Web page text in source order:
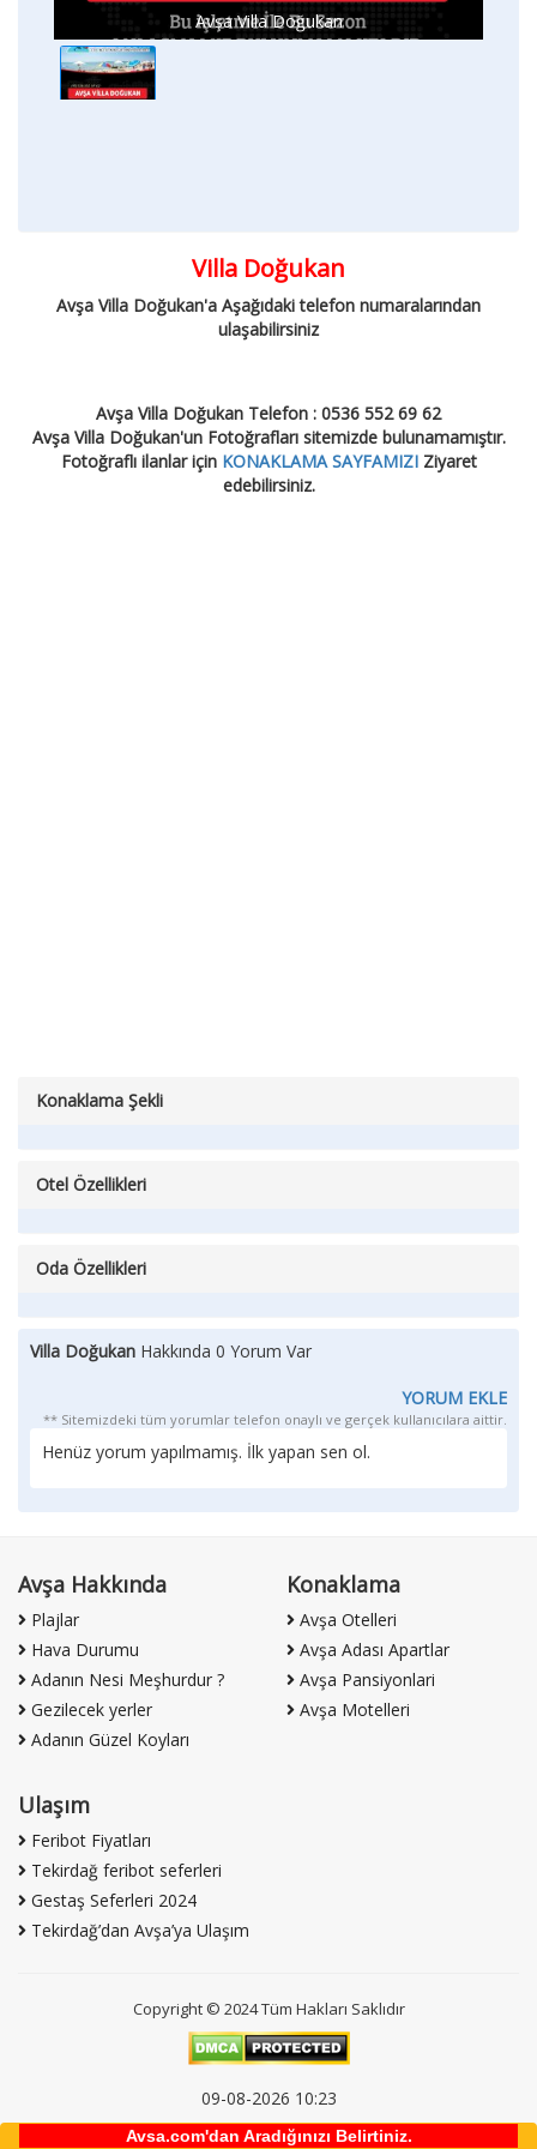
Avşa Villa Doğukan
Villa Doğukan
Avşa Villa Doğukan'a Aşağıdaki telefon numaralarından
ulaşabilirsiniz
Avşa Villa Doğukan Telefon : 0536 552 69 62
Avşa Villa Doğukan'un Fotoğrafları sitemizde bulunamamıştır.
Fotoğraflı ilanlar için KONAKLAMA SAYFAMIZIZiyaret
edebilirsiniz.
Konaklama Şekli
Otel Özellikleri
Oda Özellikleri
Villa Doğukan Hakkında 0 Yorum Var
YORUM EKLE
** Sitemizdeki tüm yorumlar telefon onaylı ve gerçek kullanıcılara aittir.
Henüz yorum yapılmamış. İlk yapan sen ol.
Avsa.com'dan Aradığınızı Belirtiniz.
Avşa Hakkında
Plajlar
Hava Durumu
Adanın Nesi Meşhurdur ?
Gezilecek yerler
Adanın Güzel Koyları
Konaklama
Avşa Otelleri
Avşa Adası Apartlar
Avşa Pansiyonlari
Avşa Motelleri
Ulaşım
Feribot Fiyatları
Tekirdağ feribot seferleri
Gestaş Seferleri 2024
Tekirdağ’dan Avşa’ya Ulaşım
Copyright © 2024 Tüm Hakları Saklıdır
09-08-2026 10:23
Avşa'dan Günaydın!